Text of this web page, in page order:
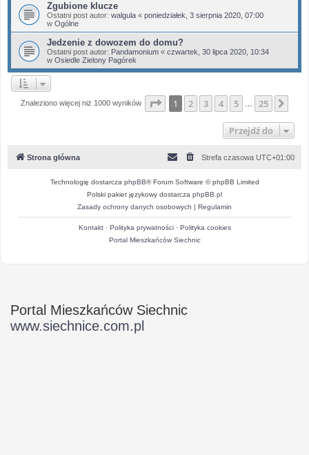
Zgubione klucze
Ostatni post autor: walgula « poniedziałek, 3 sierpnia 2020, 07:00
w Ogólne
Jedzenie z dowozem do domu?
Ostatni post autor: Pandamonium « czwartek, 30 lipca 2020, 10:34
w Osiedle Zielony Pagórek
Znaleziono więcej niż 1000 wyników Strona z25
1 2 3 4 5 25
Przejdź do
Strona główna Strefa czasowa UTC+01:00
Technologię dostarcza phpBB® Forum Software © phpBB Limited
Polski pakiet językowy dostarcza phpBB.pl
Zasady ochrony danych osobowych | Regulamin
Kontakt· Polityka prywatności· Polityka cookies
Portal Mieszkańców Siechnic
Portal Mieszkańców Siechnic
www.siechnice.com.pl